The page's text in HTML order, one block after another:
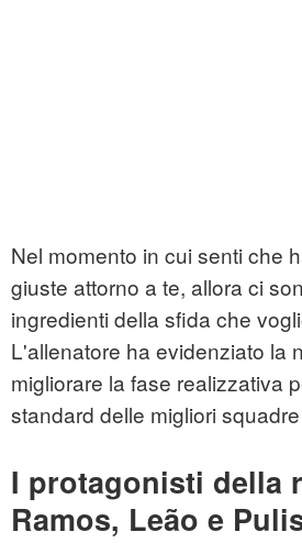
Nel momento in cui senti che
giuste attorno a te, allora ci
ingredienti della sfida che
L'allenatore ha evidenziato la
migliorare la fase realizzativa
standard delle migliori
I protagonisti della
Ramos, Leão e